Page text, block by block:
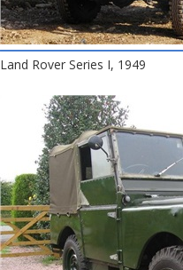
Land Rover Series I, 1949